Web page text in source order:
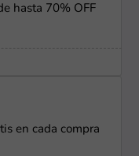
hasta 70% OFF
en cada compra